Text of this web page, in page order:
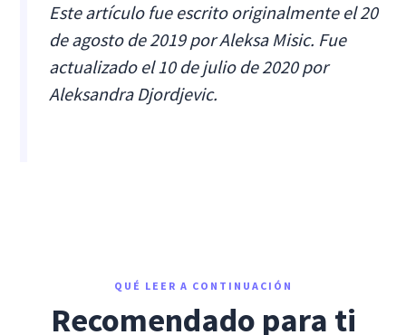
Este artículo fue escrito originalmente el 20
de agosto de 2019 por Aleksa Misic. Fue
actualizado el 10 de julio de 2020 por
Aleksandra Djordjevic.
QUÉ LEER A CONTINUACIÓN
Recomendado para ti